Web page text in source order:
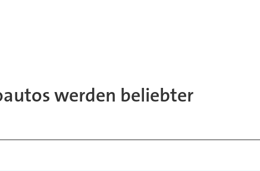
werden beliebter